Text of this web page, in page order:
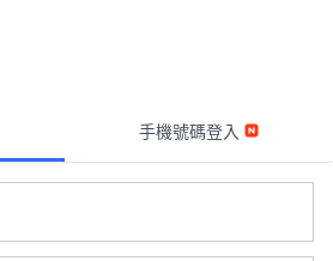
手機號碼登入